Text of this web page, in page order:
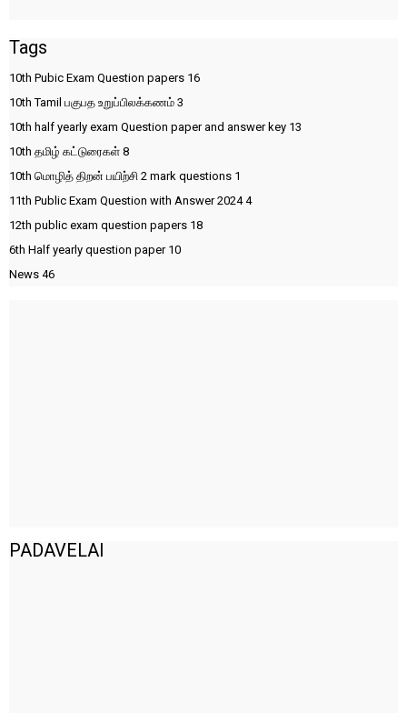
Tags
10th Pubic Exam Question papers 16
10th Tamil பகுபத உறுப்பிலக்கணம் 3
10th half yearly exam Question paper and answer key 13
10th தமிழ் கட்டுரைகள் 8
10th மொழித் திறன் பயிற்சி 2 mark questions 1
11th Public Exam Question with Answer 20244
12th public exam question papers 18
6th Half yearly question paper 10
News 46
PADAVELAI